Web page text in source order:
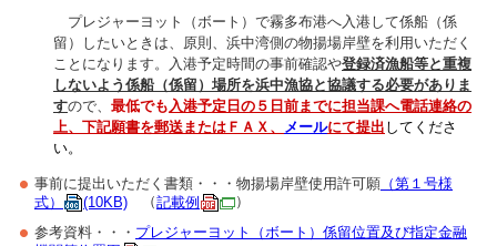
プレジャーヨット（ボート）で霧多布港へ入港して係船（係
留）したいときは、原則、浜中湾側の物揚場岸壁を利用いただく
ことになります。入港予定時間の事前確認や登録済漁船等と重複
しないよう係船（係留）場所を浜中漁協と協議する必要がありま
すので、 最低でも入港予定日の５日前までに担当課へ電話連絡の
上、下記願書を郵送またはＦＡＸ、 メールにて提出 してくださ
い。
事前に提出いただく書類・・・物揚場岸壁使用許可願 （第１号様
式）
(10KB) （記載例
）
参考資料・・・ プレジャーヨット（ボート）係留位置及び指定金融